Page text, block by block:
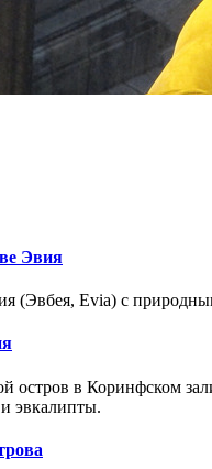
Эвия
(Эвбея, Evia) с
остров в Коринфском
эвкалипты.